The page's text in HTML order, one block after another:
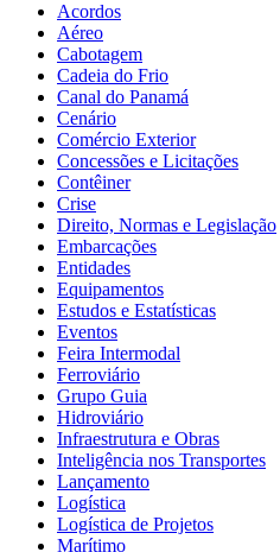
Acordos
Aéreo
Cabotagem
Cadeia do Frio
Canal do Panamá
Cenário
Comércio Exterior
Concessões e Licitações
Contêiner
Crise
Direito, Normas e Legislação
Embarcações
Entidades
Equipamentos
Estudos e Estatísticas
Eventos
Feira Intermodal
Ferroviário
Grupo Guia
Hidroviário
Infraestrutura e Obras
Inteligência nos Transportes
Lançamento
Logística
Logística de Projetos
Marítimo